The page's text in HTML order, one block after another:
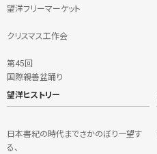
望洋フリーマーケット
クリスマス工作会
第45回
国際親善盆踊り
望洋ヒストリー
日本書紀の時代までさかのぼり一望す
る、